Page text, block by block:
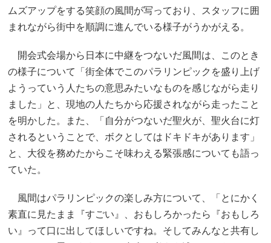
ムズアップをする笑顔の風間が写っており、スタッフに囲
まれながら街中を順調に進んでいる様子がうかがえる。
開会式会場から日本に中継をつないだ風間は、このとき
の様子について「街全体でこのパラリンピックを盛り上げ
ようっていう人たちの意思みたいなものを感じながら走り
ました」と、現地の人たちから応援されながら走ったこと
を明かした。また、「自分がつないだ聖火が、聖火台に灯
されるということで、ボクとしてはドキドキがあります」
と、大役を務めたからこそ味わえる緊張感についても語っ
ていた。
風間はパラリンピックの楽しみ方について、「とにかく
素直に見たまま『すごい』、おもしろかったら『おもしろ
い』って口に出してほしいですね。そしてみんなと共有し